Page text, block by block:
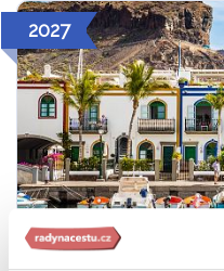
2027
To nejlepší z